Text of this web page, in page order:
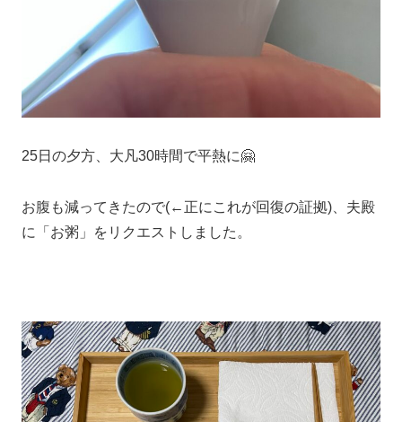
25日の夕方、大凡30時間で平熱に🤗
お腹も減ってきたので(←正にこれが回復の証拠)、夫殿
に「お粥」をリクエストしました。